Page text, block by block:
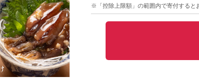
※「控除上限額」の範囲内で寄付すると